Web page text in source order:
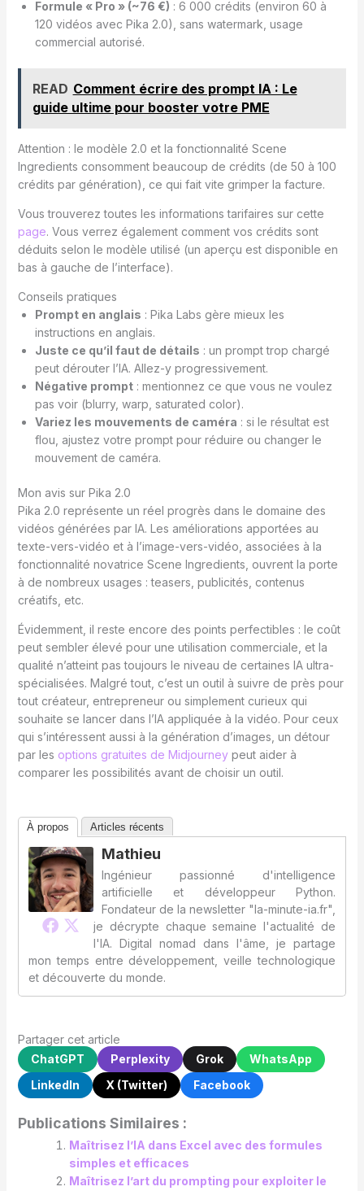
Formule « Pro » (~76 €) : 6 000 crédits (environ 60 à
120 vidéos avec Pika 2.0), sans watermark, usage
commercial autorisé.
READ Comment écrire des prompt IA : Le
guide ultime pour booster votre PME
Attention : le modèle 2.0 et la fonctionnalité Scene
Ingredients consomment beaucoup de crédits (de 50 à 100
crédits par génération), ce qui fait vite grimper la facture.
Vous trouverez toutes les informations tarifaires sur cette
page. Vous verrez également comment vos crédits sont
déduits selon le modèle utilisé (un aperçu est disponible en
bas à gauche de l’interface).
Conseils pratiques
Prompt en anglais : Pika Labs gère mieux les
instructions en anglais.
Juste ce qu’il faut de détails : un prompt trop chargé
peut dérouter l’IA. Allez-y progressivement.
Négative prompt: mentionnez ce que vous ne voulez
pas voir (blurry, warp, saturated color).
Variez les mouvements de caméra : si le résultat est
flou, ajustez votre prompt pour réduire ou changer le
mouvement de caméra.
Mon avis sur Pika 2.0
Pika 2.0 représente un réel progrès dans le domaine des
vidéos générées par IA. Les améliorations apportées au
texte-vers-vidéo et à l’image-vers-vidéo, associées à la
fonctionnalité novatrice Scene Ingredients, ouvrent la porte
à de nombreux usages : teasers, publicités, contenus
créatifs, etc.
Évidemment, il reste encore des points perfectibles : le coût
peut sembler élevé pour une utilisation commerciale, et la
qualité n’atteint pas toujours le niveau de certaines IA ultra-
spécialisées. Malgré tout, c’est un outil à suivre de près pour
tout créateur, entrepreneur ou simplement curieux qui
souhaite se lancer dans l’IA appliquée à la vidéo. Pour ceux
qui s’intéressent aussi à la génération d’images, un détour
par les options gratuites de Midjourneypeut aider à
comparer les possibilités avant de choisir un outil.
À propos Articles récents
Mathieu
Ingénieur passionné d'intelligence
artificielle et développeur Python.
Fondateur de la newsletter "la-minute-ia.fr",
je décrypte chaque semaine l'actualité de
l'IA. Digital nomad dans l'âme, je partage
mon temps entre développement, veille technologique
et découverte du monde.
Partager cet article
ChatGPT
Perplexity Grok
WhatsApp
LinkedIn
X (Twitter) Facebook
Publications Similaires :
Maîtrisez l’IA dans Excel avec des formules
simples et efficaces
Maîtrisez l’art du prompting pour exploiter le